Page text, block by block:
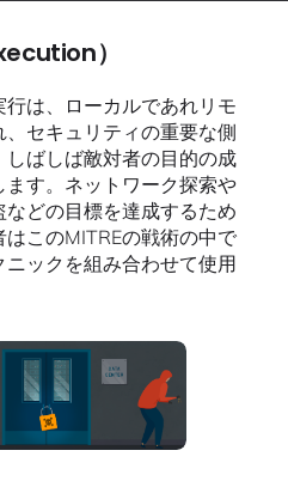
）
行は、ローカルであれリモ
、セキュリティの重要な側
しばしば敵対者の目的の成
ます。ネットワーク探索や
などの目標を達成するため
はこのMITREの戦術の中で
ニックを組み合わせて使用